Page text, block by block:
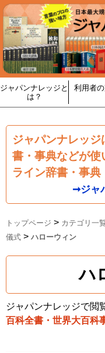
ジャパンナレッジと
は？
利用者
ジャパンナレッ
書・事典などが使
ライン辞書・事典
➞ジャ
トップページ > カテゴリ一
儀式 > ハローウィン
ハ
ジャパンナレッジで閲
百科全書・世界大百科